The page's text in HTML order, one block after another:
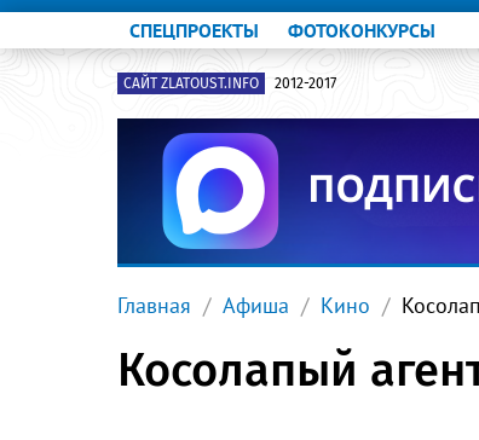
СПЕЦПРОЕКТЫ ФОТОКОНКУРСЫ
САЙТ ZLATOUST.INFO 2012-2017
Главная Афиша Кино
Косолапый